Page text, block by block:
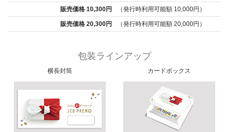
販売価格 10,300円 （発行時利用可能額 10,000円）
販売価格 20,300円 （発行時利用可能額 20,000円）
包装ラインアップ
横長封筒 カードボックス